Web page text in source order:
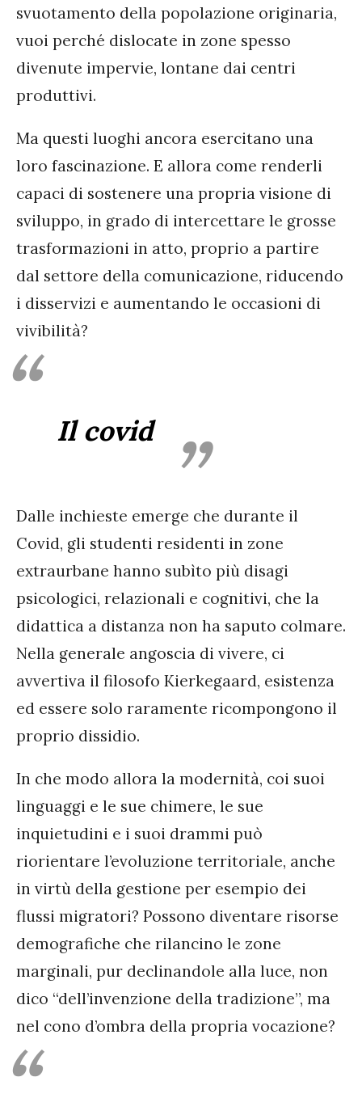
svuotamento della popolazione originaria,
vuoi perché dislocate in zone spesso
divenute impervie, lontane dai centri
produttivi.
Ma questi luoghi ancora esercitano una
loro fascinazione. E allora come renderli
capaci di sostenere una propria visione di
sviluppo, in grado di intercettare le grosse
trasformazioni in atto, proprio a partire
dal settore della comunicazione, riducendo
i disservizi e aumentando le occasioni di
vivibilità?
Il covid
Dalle inchieste emerge che durante il
Covid, gli studenti residenti in zone
extraurbane hanno subìto più disagi
psicologici, relazionali e cognitivi, che la
didattica a distanza non ha saputo colmare.
Nella generale angoscia di vivere, ci
avvertiva il filosofo Kierkegaard, esistenza
ed essere solo raramente ricompongono il
proprio dissidio.
In che modo allora la modernità, coi suoi
linguaggi e le sue chimere, le sue
inquietudini e i suoi drammi può
riorientare l’evoluzione territoriale, anche
in virtù della gestione per esempio dei
flussi migratori? Possono diventare risorse
demografiche che rilancino le zone
marginali, pur declinandole alla luce, non
dico “dell’invenzione della tradizione”, ma
nel cono d’ombra della propria vocazione?